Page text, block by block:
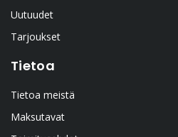
Uutuudet
Tarjoukset
Tietoa
Tietoa meistä
Maksutavat